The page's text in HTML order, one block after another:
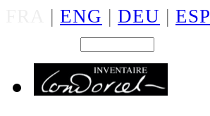
| ENG | DEU | ESP